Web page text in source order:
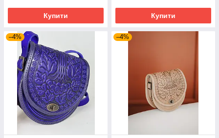
Купити Купити
–4% –4%